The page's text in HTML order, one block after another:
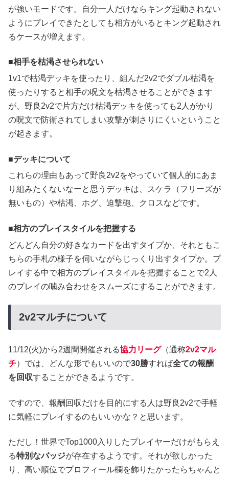
が強いモードです。自分一人だけならキング起動されない
ようにプレイできたとしても相方がいるとキング起動され
るケースが増えます。
相手を枯渇させられない
1v1で枯渇デッキを使ったり、組んだ2v2でダブル枯渇を
使ったりすると相手の呪文を枯渇させることができます
が、野良2v2で片方だけ枯渇デッキを使っても2人がかり
の呪文で防衛されてしまい攻撃が刺さりにくいということ
が起きます。
デッキについて
これらの理由もあって野良2v2をやっていて個人的にあま
り組みたくないなーと思うデッキは、スケラ（フリーズが
無いもの）や枯渇、ホグ、迫撃砲、クロスなどです。
相方のプレイスタイルを把握する
どんどん自分の好きなカードを出すタイプか、それともこ
ちらの手札の様子を伺いながらじっくり出すタイプか。プ
レイする中で相方のプレイスタイルを把握することで2人
のプレイの噛み合わせをスムーズにすることができます。
2v2マルチについて
11/12(火)から2週間開催される協力リーグ（通称2v2マル
チ）では、どんな形でもいいので30勝すれば全ての報酬
を回収することができるようです。
ですので、報酬回収だけを目的にする人は野良2v2で手軽
に気軽にプレイするのもいいかな？と思います。
ただし！世界でTop1000入りしたプレイヤーだけがもらえ
る特別なバッジが存在するようです。それが欲しかった
り、高い順位でプロフィール欄を飾りたかったらちゃんと